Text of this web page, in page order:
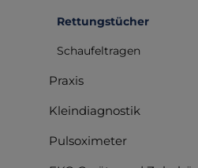
Rettungstücher
Schaufeltragen
Praxis
Kleindiagnostik
Pulsoximeter